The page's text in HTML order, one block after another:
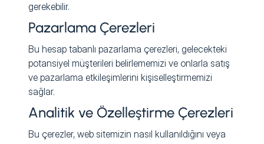
gerekebilir.
Pazarlama Çerezleri
Bu hesap tabanlı pazarlama çerezleri, gelecekteki
potansiyel müşterileri belirlememizi ve onlarla satış
ve pazarlama etkileşimlerini kişiselleştirmemizi
sağlar.
Analitik ve Özelleştirme Çerezleri
Bu çerezler, web sitemizin nasıl kullanıldığını veya